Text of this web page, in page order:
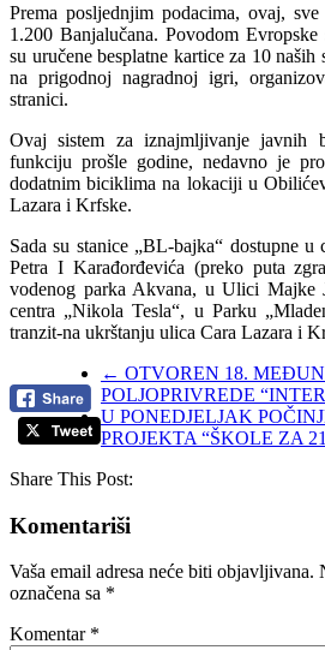
Prema posljednjim podacima, ovaj,
1.200 Banjalučana. Povodom
su uručene besplatne kartice za 10
na prigodnoj nagradnoj igri,
stranici.
Ovaj sistem za iznajmljivanje javnih
funkciju prošle godine, nedavno je
dodatnim biciklima na lokaciji u
Lazara i Krfske.
Sada su stanice „BL-bajka“ dostupne
Petra I Karađorđevića (preko puta
vodenog parka Akvana, u Ulici Majke
centra „Nikola Tesla“, u Parku
tranzit-na ukrštanju ulica Cara Lazara i
← OTVOREN 18.
POLJOPRIVREDE
U PONEDJELJAK
PROJEKTA “ŠKOLE ZA
Share This Post:
Komentariši
Vaša email adresa neće biti objavljivana.
označena sa *
Komentar *